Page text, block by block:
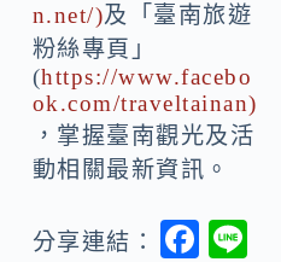
n.net/)及「臺南旅遊
粉絲專頁」
(https://www.facebo
ok.com/traveltainan)
，掌握臺南觀光及活
動相關最新資訊。
分享連結：
F